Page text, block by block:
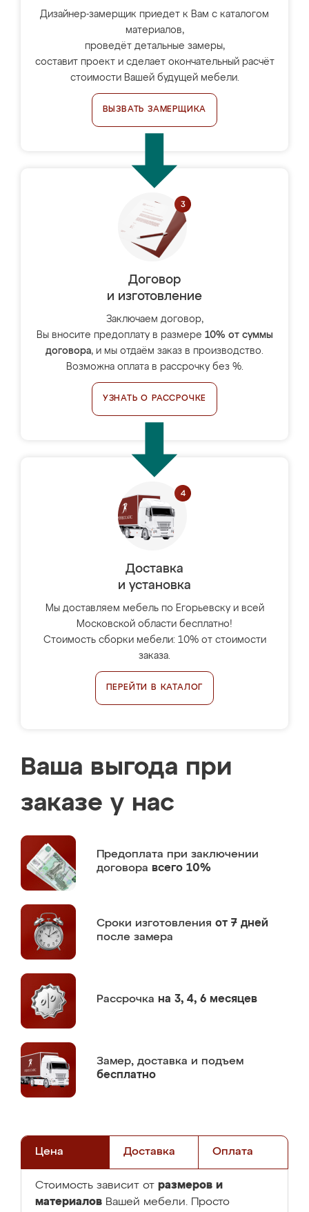
Дизайнер-замерщик приедет к Вам с каталогом
материалов,
проведёт детальные замеры,
составит проект и сделает окончательный расчёт
стоимости Вашей будущей мебели.
ВЫЗВАТЬ ЗАМЕРЩИКА
Договор
и изготовление
Заключаем договор,
Вы вносите предоплату в размере 10% от суммы
договора, и мы отдаём заказ в производство.
Возможна оплата в рассрочку без %.
УЗНАТЬ О РАССРОЧКЕ
Доставка
и установка
Мы доставляем мебель по Егорьевску и всей
Московской области бесплатно!
Стоимость сборки мебели: 10% от стоимости
заказа.
ПЕРЕЙТИ В КАТАЛОГ
Ваша выгода при
заказе у нас
Предоплата при заключении
договора всего 10%
Сроки изготовления от 7 дней
после замера
Рассрочка на 3, 4, 6 месяцев
Замер, доставка и подъем
бесплатно
Цена Доставка Оплата
Стоимость зависит от размеров и
материалов Вашей мебели. Просто